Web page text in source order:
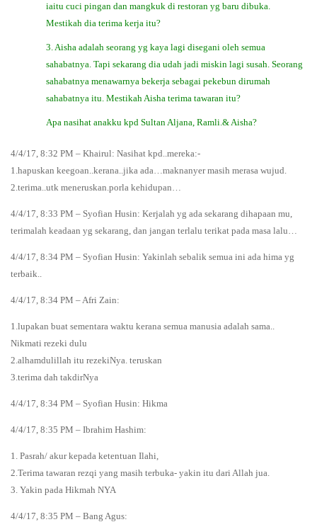
iaitu cuci pingan dan mangkuk di restoran yg baru dibuka.
Mestikah dia terima kerja itu?
3. Aisha adalah seorang yg kaya lagi disegani oleh semua
sahabatnya. Tapi sekarang dia udah jadi miskin lagi susah. Seorang
sahabatnya menawarnya bekerja sebagai pekebun dirumah
sahabatnya itu. Mestikah Aisha terima tawaran itu?
Apa nasihat anakku kpd Sultan Aljana, Ramli.& Aisha?
4/4/17, 8:32 PM – Khairul: Nasihat kpd..mereka:-
1.hapuskan keegoan..kerana..jika ada…maknanyer masih merasa wujud.
2.terima..utk meneruskan.porla kehidupan…
4/4/17, 8:33 PM – Syofian Husin: Kerjalah yg ada sekarang dihapaan mu,
terimalah keadaan yg sekarang, dan jangan terlalu terikat pada masa lalu…
4/4/17, 8:34 PM – Syofian Husin: Yakinlah sebalik semua ini ada hima yg
terbaik..
4/4/17, 8:34 PM – Afri Zain:
1.lupakan buat sementara waktu kerana semua manusia adalah sama..
Nikmati rezeki dulu
2.alhamdulillah itu rezekiNya. teruskan
3.terima dah takdirNya
4/4/17, 8:34 PM – Syofian Husin: Hikma
4/4/17, 8:35 PM – Ibrahim Hashim:
1. Pasrah/ akur kepada ketentuan Ilahi,
2.Terima tawaran rezqi yang masih terbuka- yakin itu dari Allah jua.
3. Yakin pada Hikmah NYA
4/4/17, 8:35 PM – Bang Agus: